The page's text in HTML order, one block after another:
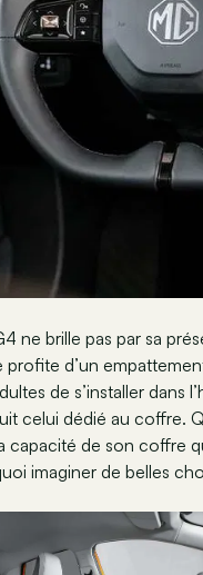
ne brille pas par sa
d’un
de s’installer dans
celui dédié au coffre.
capacité de son coffre
imaginer de belles